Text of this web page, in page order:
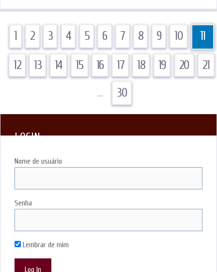
1 2 3 4 5 6 7 8 9 10 11
12 13 14 15 16 17 18 19 20
21
…
30
LOGIN
Nome de usuário
Senha
Lembrar de mim